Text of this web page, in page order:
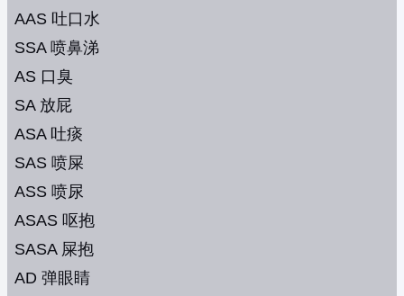
AAS 吐口水
SSA 喷鼻涕
AS 口臭
SA 放屁
ASA 吐痰
SAS 喷屎
ASS 喷尿
ASAS 呕抱
SASA 屎抱
AD 弹眼睛